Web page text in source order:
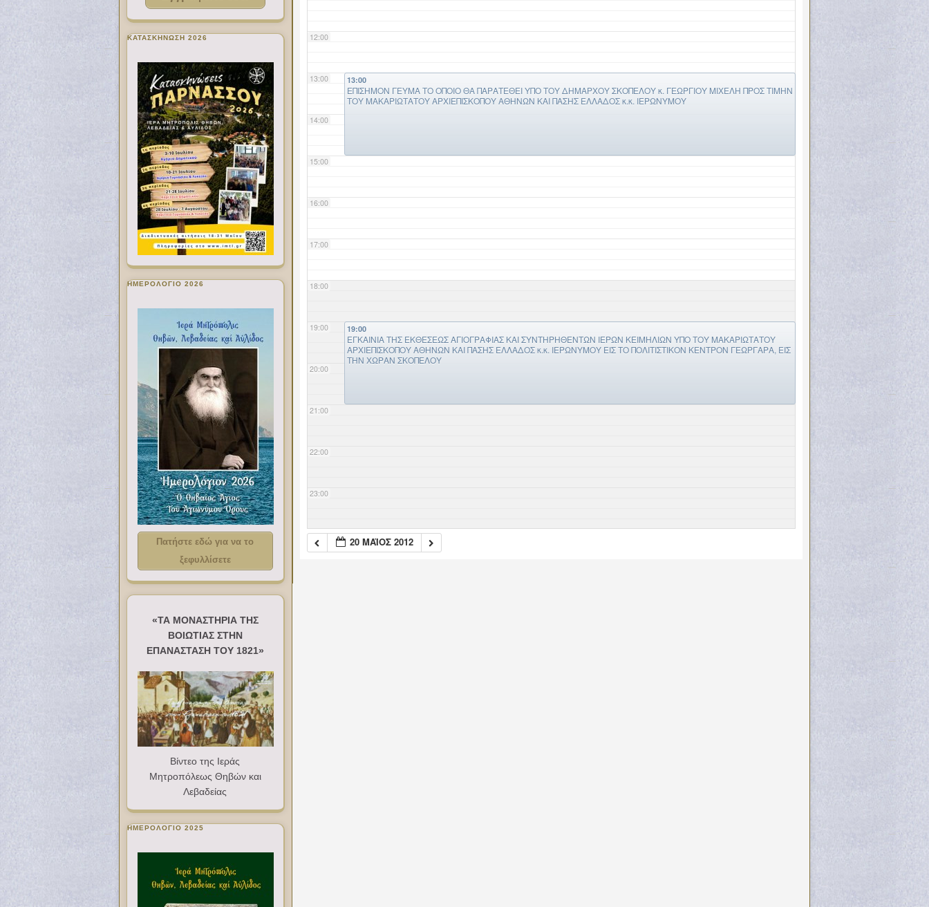
12:00
13:00
14:00
15:00
16:00
17:00
18:00
19:00
20:00
21:00
22:00
23:00
13:00
ΕΠΙΣΗΜΟΝ ΓΕΥΜΑ ΤΟ ΟΠΟΙΟ ΘΑ ΠΑΡΑΤΕΘΕΙ ΥΠΟ ΤΟΥ ΔΗΜΑΡΧΟΥ ΣΚΟΠΕΛΟΥ κ. ΓΕΩΡΓΙΟΥ ΜΙΧΕΛΗ ΠΡΟΣ ΤΙΜΗΝ
ΤΟΥ ΜΑΚΑΡΙΩΤΑΤΟΥ ΑΡΧΙΕΠΙΣΚΟΠΟΥ ΑΘΗΝΩΝ ΚΑΙ ΠΑΣΗΣ ΕΛΛΑΔΟΣ κ.κ. ΙΕΡΩΝΥΜΟΥ
19:00
ΕΓΚΑΙΝΙΑ ΤΗΣ ΕΚΘΕΣΕΩΣ ΑΓΙΟΓΡΑΦΙΑΣ ΚΑΙ ΣΥΝΤΗΡΗΘΕΝΤΩΝ ΙΕΡΩΝ ΚΕΙΜΗΛΙΩΝ ΥΠΟ ΤΟΥ ΜΑΚΑΡΙΩΤΑΤΟΥ
ΑΡΧΙΕΠΙΣΚΟΠΟΥ ΑΘΗΝΩΝ ΚΑΙ ΠΑΣΗΣ ΕΛΛΑΔΟΣ κ.κ. ΙΕΡΩΝΥΜΟΥ ΕΙΣ ΤΟ ΠΟΛΙΤΙΣΤΙΚΟΝ ΚΕΝΤΡΟΝ ΓΕΩΡΓΑΡΑ, ΕΙΣ
ΤΗΝ ΧΩΡΑΝ ΣΚΟΠΕΛΟΥ
20 ΜΆΙΟΣ 2012
ΚΑΤΑΣΚΗΝΩΣΗ 2026
ΗΜΕΡΟΛΟΓΙΟ 2026
Πατήστε εδώ για να το
ξεφυλλίσετε
«ΤΑ ΜΟΝΑΣΤΗΡΙΑ ΤΗΣ
ΒΟΙΩΤΙΑΣ ΣΤΗΝ
ΕΠΑΝΑΣΤΑΣΗ ΤΟΥ 1821»
Βίντεο της Ιεράς
Μητροπόλεως Θηβών και
Λεβαδείας
ΗΜΕΡΟΛΟΓΙΟ 2025